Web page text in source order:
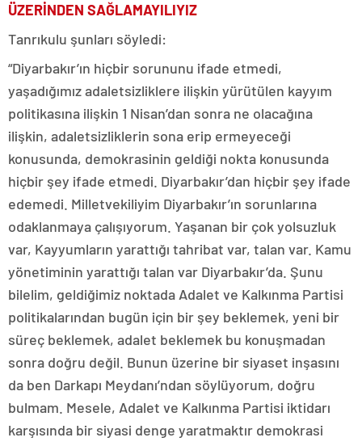
ÜZERİNDEN SAĞLAMAYILIYIZ
Tanrıkulu şunları söyledi:
“Diyarbakır’ın hiçbir sorununu ifade etmedi,
yaşadığımız adaletsizliklere ilişkin yürütülen kayyım
politikasına ilişkin 1 Nisan’dan sonra ne olacağına
ilişkin, adaletsizliklerin sona erip ermeyeceği
konusunda, demokrasinin geldiği nokta konusunda
hiçbir şey ifade etmedi. Diyarbakır’dan hiçbir şey ifade
edemedi. Milletvekiliyim Diyarbakır’ın sorunlarına
odaklanmaya çalışıyorum. Yaşanan bir çok yolsuzluk
var, Kayyumların yarattığı tahribat var, talan var. Kamu
yönetiminin yarattığı talan var Diyarbakır’da. Şunu
bilelim, geldiğimiz noktada Adalet ve Kalkınma Partisi
politikalarından bugün için bir şey beklemek, yeni bir
süreç beklemek, adalet beklemek bu konuşmadan
sonra doğru değil. Bunun üzerine bir siyaset inşasını
da ben Darkapı Meydanı’ndan söylüyorum, doğru
bulmam. Mesele, Adalet ve Kalkınma Partisi iktidarı
karşısında bir siyasi denge yaratmaktır demokrasi